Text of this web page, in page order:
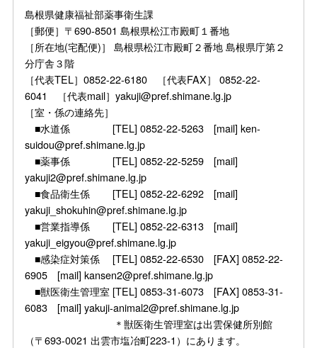
島根県健康福祉部薬事衛生課
［郵便］〒690-8501 島根県松江市殿町１番地
［所在地(宅配便)］ 島根県松江市殿町２番地 島根県庁第２
分庁舎３階
［代表TEL］0852-22-6180 ［代表FAX］ 0852-22-
6041 ［代表mail］yakuji@pref.shimane.lg.jp
［室・係の連絡先］
■水道係 [TEL] 0852-22-5263 [mail] ken-
suidou@pref.shimane.lg.jp
■薬事係 [TEL] 0852-22-5259 [mail]
yakuji2@pref.shimane.lg.jp
■食品衛生係 [TEL] 0852-22-6292 [mail]
yakuji_shokuhin@pref.shimane.lg.jp
■営業指導係 [TEL] 0852-22-6313 [mail]
yakuji_eigyou@pref.shimane.lg.jp
■感染症対策係 [TEL] 0852-22-6530 [FAX] 0852-22-
6905 [mail] kansen2@pref.shimane.lg.jp
■獣医衛生管理室 [TEL] 0853-31-6073 [FAX] 0853-31-
6083 [mail] yakuji-animal2@pref.shimane.lg.jp
＊獣医衛生管理室は出雲保健所別館
（〒693-0021 出雲市塩冶町223-1）にあります。